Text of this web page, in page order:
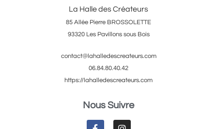
La Halle des Créateurs
85 Allée Pierre BROSSOLETTE
93320 Les Pavillons sous Bois
contact@lahalledescreateurs.com
06.84.80.40.42
https://lahalledescreateurs.com
Nous Suivre